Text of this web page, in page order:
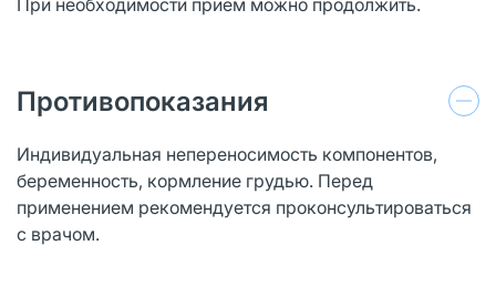
Противопоказания
Индивидуальная непереносимость компонентов,
беременность, кормление грудью. Перед
применением рекомендуется проконсультироваться
с врачом.